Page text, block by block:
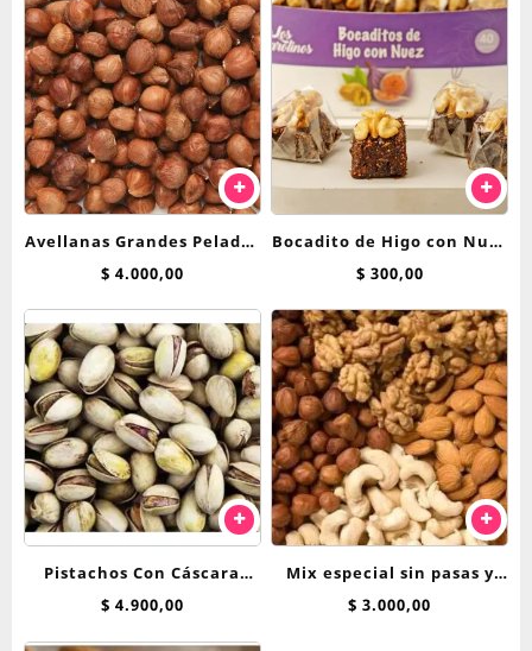
Avellanas Grandes Peladas
100 grs
$ 4.000,00
Bocadito de Higo con Nuez
Aldeva
$ 300,00
Pistachos Con Cáscara
Salado Y Tostado
$ 4.900,00
Mix especial sin pasas y
sin mani 100 grs
$ 3.000,00